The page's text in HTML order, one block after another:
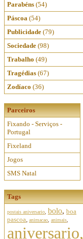
Parabéns (54)
Páscoa (54)
Publicidade (79)
Sociedade (98)
Trabalho (49)
Tragédias (67)
Zodíaco (36)
Parceiros
Fixando - Serviços -
Portugal
Fixeland
Jogos
SMS Natal
Tags
postais aniversario bolo, boa
pascoa, animacao animais
aniversario,